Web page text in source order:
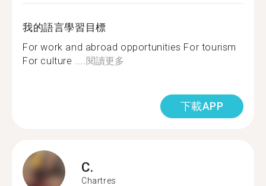
我的語言學習目標
For work and abroad opportunities For tourism
For culture .... 閱讀更多
下載APP
C.
Chartres